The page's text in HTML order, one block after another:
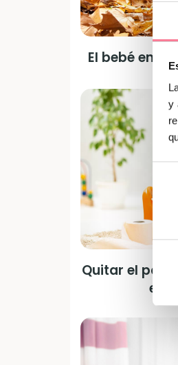
y
de
El bebé en
Quitar el
el